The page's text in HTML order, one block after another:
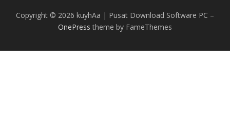
Copyright © 2026 kuyhAa | Pusat Download Software PC –
OnePress theme by FameThemes